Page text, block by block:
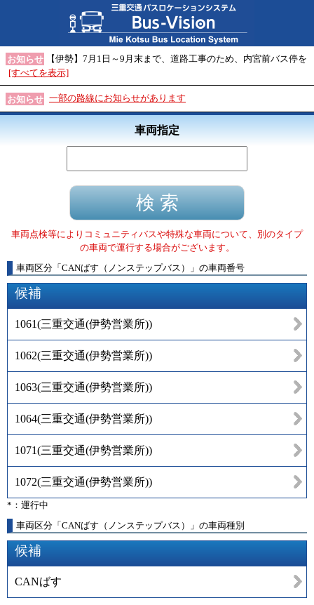
お知らせ
【伊勢】7月1日～9月末まで、道路工事のため、内宮前バス停を
[すべてを表示]
お知らせ 一部の路線にお知らせがあります
車両指定
車両点検等によりコミュニティバスや特殊な車両について、別のタイプ
の車両で運行する場合がございます。
車両区分 「 CANばす（ノンステップバス） 」 の車両番号
候補
1061(三重交通(伊勢営業所))
1062(三重交通(伊勢営業所))
1063(三重交通(伊勢営業所))
1064(三重交通(伊勢営業所))
1071(三重交通(伊勢営業所))
1072(三重交通(伊勢営業所))
*：運行中
車両区分「CANばす（ノンステップバス）」の車両種別
候補
CANばす